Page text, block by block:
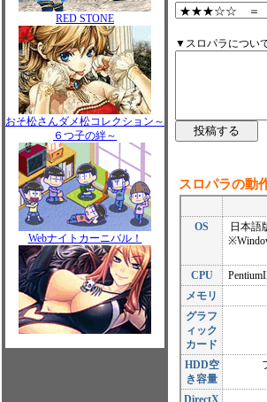
RED STONE
おそ松さんダメ松コレクション～
６つ子の絆～
Webナイトカーニバル！
▼スロパラについ
スロパラの動
OS
日本語
CPU
メモリ
グラフ
ィック
カード
HDD空
き容量
DirectX